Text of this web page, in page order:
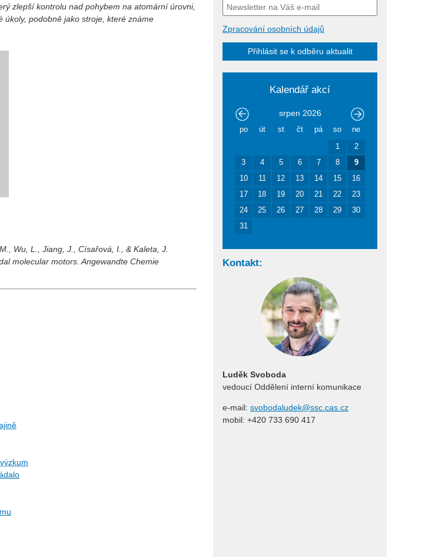
zlepší kontrolu nad pohybem na atomární úrovni,
podobně jako stroje, které známe
Wu, L., Jiang, J., Císařová, I., & Kaleta, J.
molecular motors. Angewandte Chemie
Zpracování osobních údajů
Přihlásit se k odběru aktualit
Kalendář akcí
srpen 2026
po út st čt pá so ne
1
2
3
4 5 6 7 8
9
10
11 12 13 14 15
16
17
18 19 20 21 22
23
24
25 26 27 28 29
30
31
Kontakt:
Luděk Svoboda
vedoucí Oddělení interní komunikace
e-mail: svobodaludek@ssc.cas.cz
mobil: +420 733 690 417